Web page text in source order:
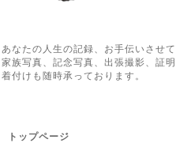
あなたの人生の記録、お手伝いさせて
家族写真、記念写真、出張撮影、証
着付けも随時承っております。
トップページ